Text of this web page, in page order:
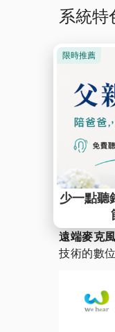
系統特
穩定、
可大
專為教
目前在台灣
用者需妥
🎤 什
遠端麥克風
技術的數